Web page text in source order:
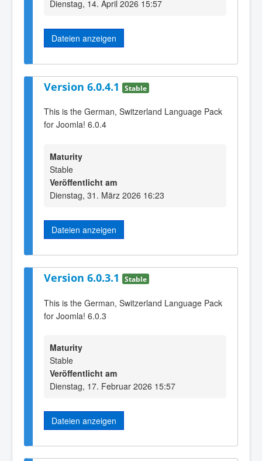
Dienstag, 14. April 2026 15:57
Dateien anzeigen
Version 6.0.4.1 Stable
This is the German, Switzerland Language Pack
for Joomla! 6.0.4
Maturity
Stable
Veröffentlicht am
Dienstag, 31. März 2026 16:23
Dateien anzeigen
Version 6.0.3.1 Stable
This is the German, Switzerland Language Pack
for Joomla! 6.0.3
Maturity
Stable
Veröffentlicht am
Dienstag, 17. Februar 2026 15:57
Dateien anzeigen